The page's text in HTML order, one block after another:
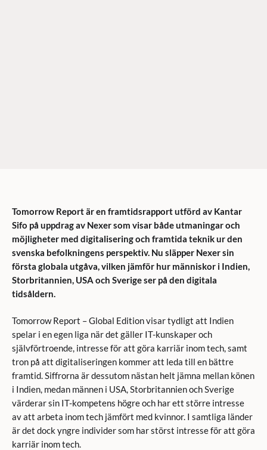
Tomorrow Report är en framtidsrapport utförd av Kantar
Sifo på uppdrag av Nexer som visar både utmaningar och
möjligheter med digitalisering och framtida teknik ur den
svenska befolkningens perspektiv. Nu släpper Nexer sin
första globala utgåva, vilken jämför hur människor i Indien,
Storbritannien, USA och Sverige ser på den digitala
tidsåldern.
Tomorrow Report – Global Edition visar tydligt att Indien
spelar i en egen liga när det gäller IT-kunskaper och
självförtroende, intresse för att göra karriär inom tech, samt
tron på att digitaliseringen kommer att leda till en bättre
framtid. Siffrorna är dessutom nästan helt jämna mellan könen
i Indien, medan männen i USA, Storbritannien och Sverige
värderar sin IT-kompetens högre och har ett större intresse
av att arbeta inom tech jämfört med kvinnor. I samtliga länder
är det dock yngre individer som har störst intresse för att göra
karriär inom tech.